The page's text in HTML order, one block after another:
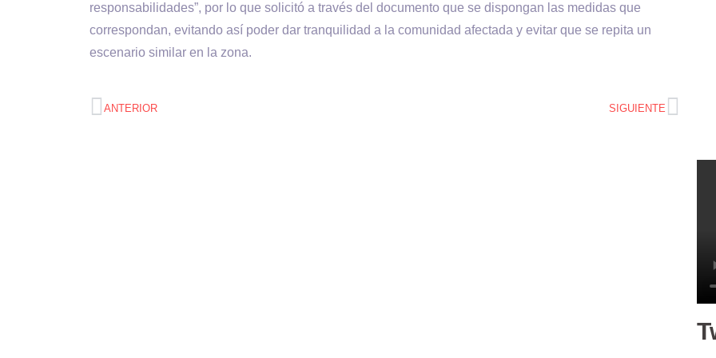
responsabilidades”, por lo que solicitó a través del documento que se dispongan las medidas que
correspondan, evitando así poder dar tranquilidad a la comunidad afectada y evitar que se repita un
escenario similar en la zona.
ANTERIOR SIGUIENTE